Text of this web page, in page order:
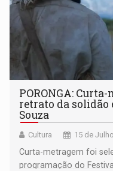
PORONGA:
retrato da solidão
Souza
Cultura 15 de
Curta-metragem foi
programação do